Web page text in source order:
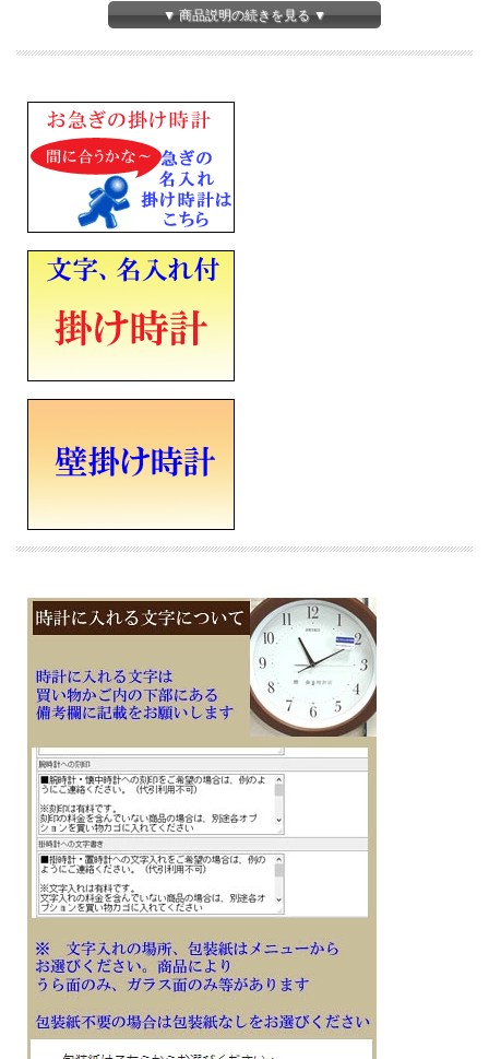
・おやすみ秒針（光センサーによる自動秒針停止機能）
・電池切れ予告機能（秒針１２時位置で停止）
■電波機能：日本全国対応
■電池式
■電池寿命約2年
■アルカリ単三乾電池×２個
■流れるような動きの連続秒針
■直径361mm×厚み48mm×重さ1.1Kg
■裏面名入れスペース（タテ20×ヨコ50mm黒）
■メーカーの正規国内保証書付き（1年間保証）
開業 誕生日 入学 成人 卒業 結婚式 引き出物 ご結婚記念 ご出産祝い 金婚 ご成約記
念 創立記念 新築祝い 改築 還暦 白寿 米寿 古希 古稀 叙勲 御祝 贈り物 ギフト プレ
※文字はカート内の備考欄に記載ください
▼ 商品説明の続きを見る ▼